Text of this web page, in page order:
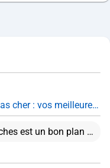
Partir en week-end pas cher : vos meilleures astuces ?
Partir chez des proches est un bon plan en effet. Je trouve que les box reviennent cher plutôt que d'organiser son voyage soi-même. Cela dit, ça reste pratique pour offrir par exemple.